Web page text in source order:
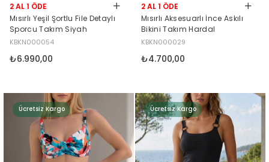
2 AL 1 ÖDE
Mısırlı Yeşil Şortlu File Detaylı
Sporcu Takım Siyah
KBKN000054
₺6.990,00
2 AL 1 ÖDE
Mısırlı Aksesuarlı İnce Askılı
Bikini Takım Hardal
KBKN000029
₺4.700,00
Ücretsiz Kargo Ücretsiz Kargo